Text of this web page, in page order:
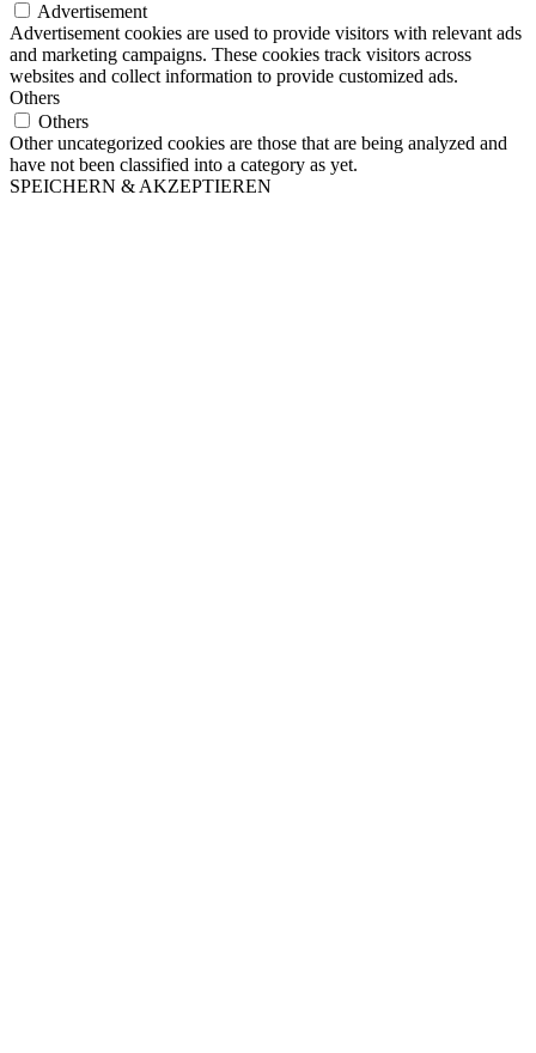
Advertisement
Advertisement cookies are used to provide visitors with relevant ads
and marketing campaigns. These cookies track visitors across
websites and collect information to provide customized ads.
Others
Others
Other uncategorized cookies are those that are being analyzed and
have not been classified into a category as yet.
SPEICHERN & AKZEPTIEREN